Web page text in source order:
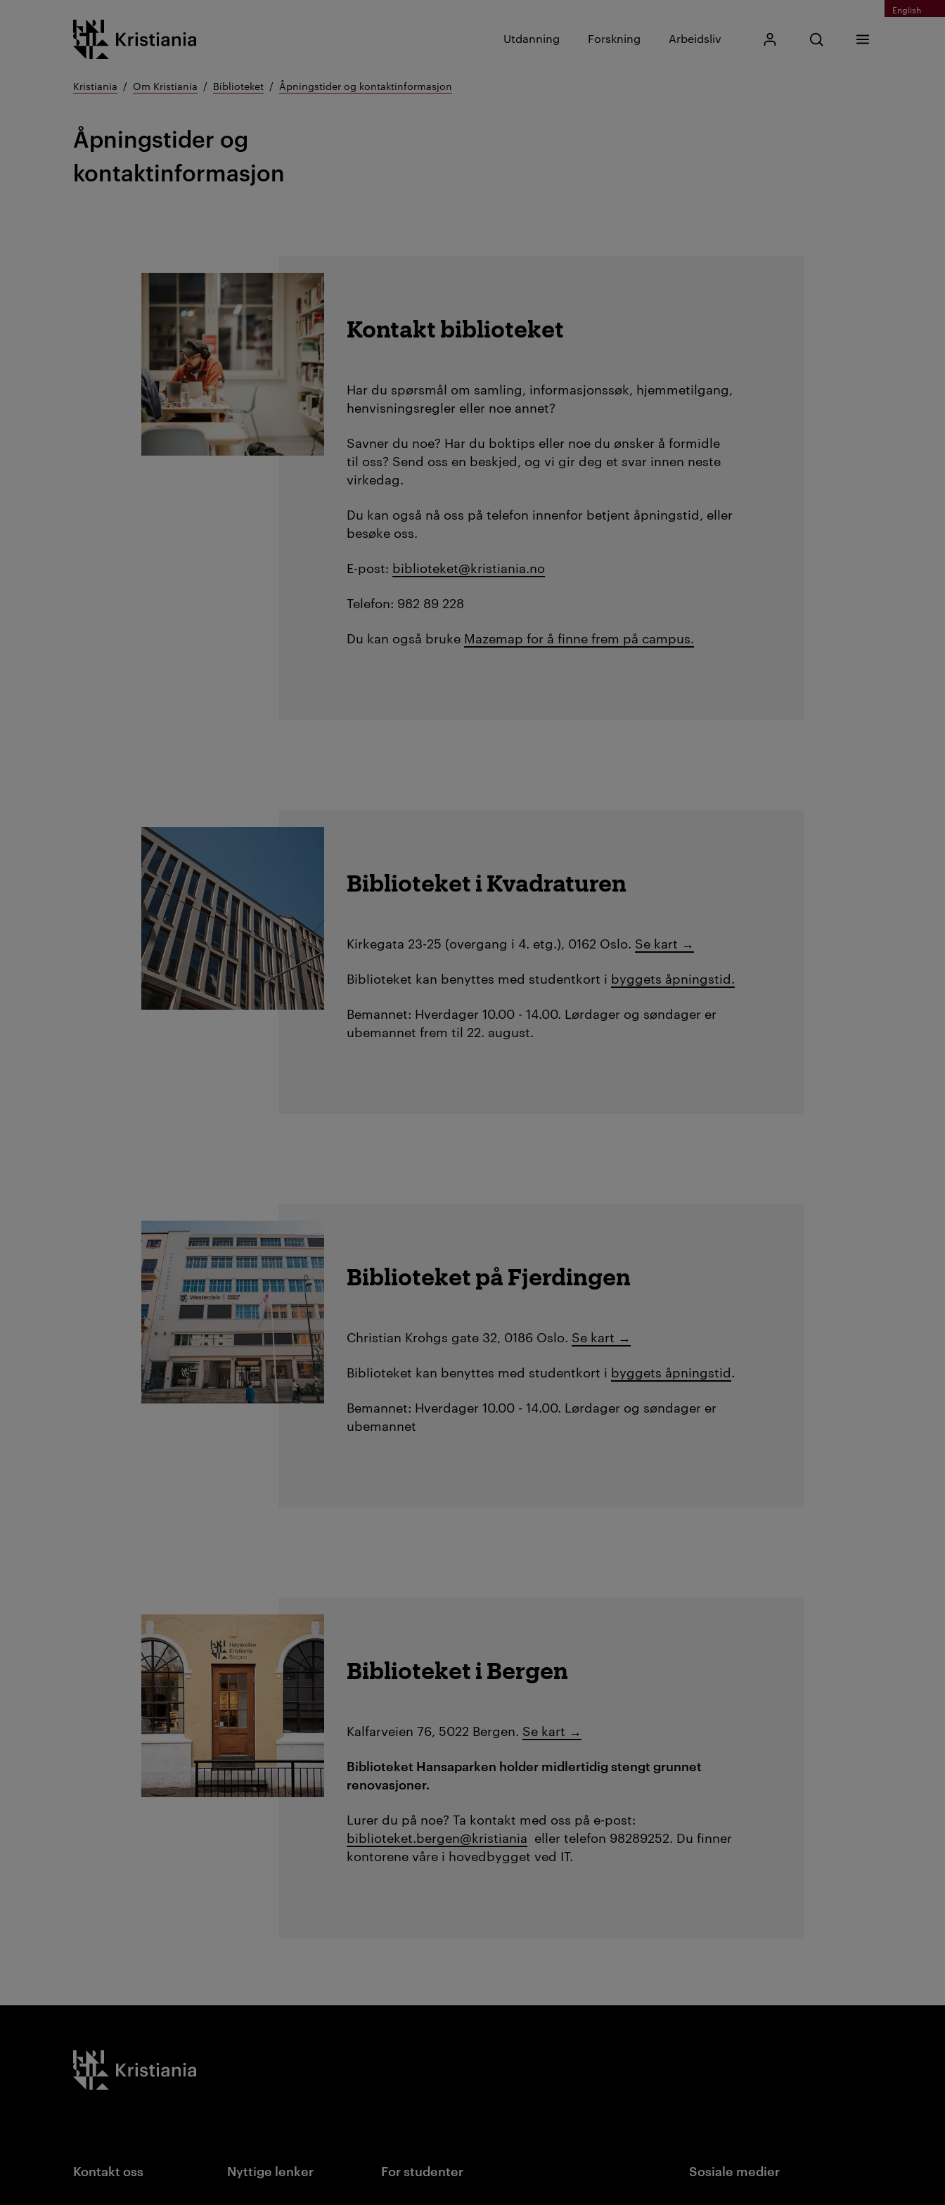
English
Kristiania logo
Utdanning Forskning Arbeidsliv Mitt KristianiaÅpne søk
Skriv inn søkefrase
Søk
Meny
Kristiania Om Kristiania Biblioteket Åpningstider og kontaktinformasjon
Åpningstider og
kontaktinformasjon
Kontakt biblioteket
Har du spørsmål om samling, informasjonssøk, hjemmetilgang,
henvisningsregler eller noe annet?
Savner du noe? Har du boktips eller noe du ønsker å formidle
til oss? Send oss en beskjed, og vi gir deg et svar innen neste
virkedag.
Du kan også nå oss på telefon innenfor betjent åpningstid, eller
besøke oss.
E-post: biblioteket@kristiania.no
Telefon: 982 89 228
Du kan også bruke Mazemap for å finne frem på campus.
Biblioteket i Kvadraturen
Kirkegata 23-25 (overgang i 4. etg.), 0162 Oslo. Se kart →
Biblioteket kan benyttes med studentkort i byggets åpningstid.
Bemannet: Hverdager 10.00 - 14.00. Lørdager og søndager er
ubemannet frem til 22. august.
Biblioteket på Fjerdingen
Christian Krohgs gate 32, 0186 Oslo. Se kart →
Biblioteket kan benyttes med studentkort i byggets åpningstid.
Bemannet: Hverdager 10.00 - 14.00. Lørdager og søndager er
ubemannet
Biblioteket i Bergen
Kalfarveien 76, 5022 Bergen. Se kart →
Biblioteket Hansaparken holder midlertidig stengt grunnet
renovasjoner.
Lurer du på noe?Ta kontakt med oss på e-post:
biblioteket.bergen@kristiania eller telefon 98289252. Du finner
kontorene våre i hovedbygget ved IT.
Kristiania logo
Kontakt oss Nyttige lenker For studenter Sosiale medier